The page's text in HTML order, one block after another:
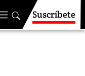
Suscríbete